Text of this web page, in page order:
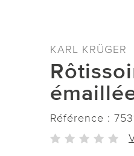
KARL KRÜGER
Référence :